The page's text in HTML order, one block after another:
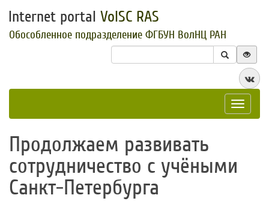
Internet portal VolSC RAS
Обособленное подразделение ФГБУН ВолНЦ РАН
Toggle
​Продолжаем развивать
сотрудничество с учёными
Санкт-Петербурга